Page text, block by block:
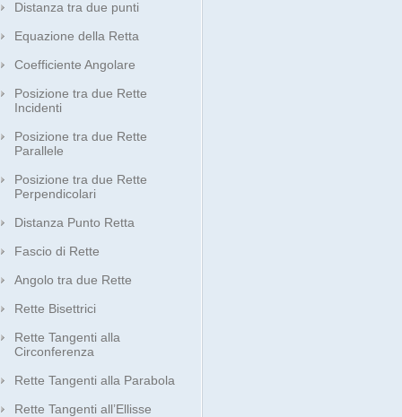
Distanza tra due punti
Equazione della Retta
Coefficiente Angolare
Posizione tra due Rette
Incidenti
Posizione tra due Rette
Parallele
Posizione tra due Rette
Perpendicolari
Distanza Punto Retta
Fascio di Rette
Angolo tra due Rette
Rette Bisettrici
Rette Tangenti alla
Circonferenza
Rette Tangenti alla Parabola
Rette Tangenti all’Ellisse